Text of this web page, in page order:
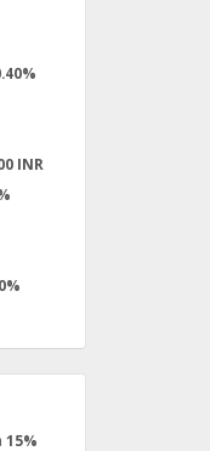
INR
15%